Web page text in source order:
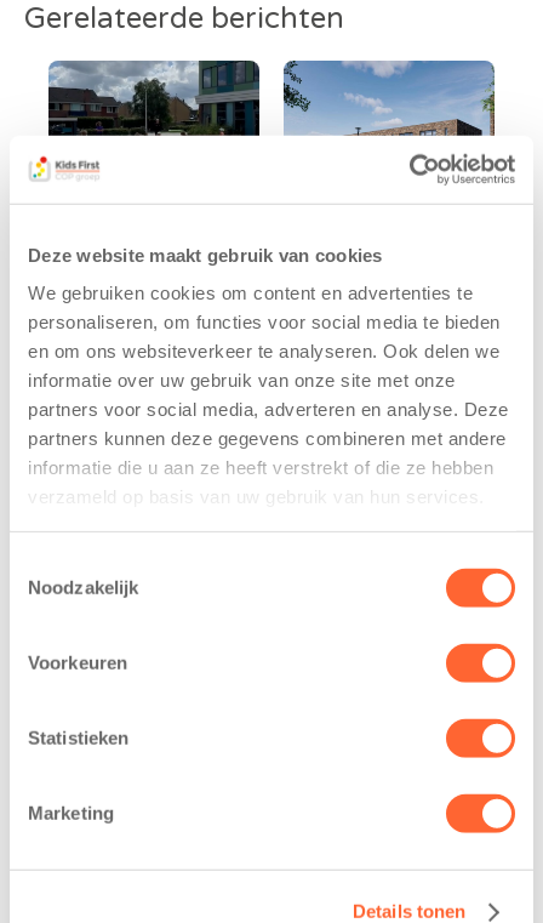
Deze website maakt gebruik van cookies
We gebruiken cookies om content en advertenties te
personaliseren, om functies voor social media te bieden
en om ons websiteverkeer te analyseren. Ook delen we
informatie over uw gebruik van onze site met onze
partners voor social media, adverteren en analyse. Deze
partners kunnen deze gegevens combineren met andere
informatie die u aan ze heeft verstrekt of die ze hebben
verzameld op basis van uw gebruik van hun services.
Noodzakelijk
Voorkeuren
Statistieken
Marketing
Details tonen
Gerelateerde berichten
Kinderen BSO
De
Westerburcht
trainen alvast
voor Kids First
Mini 4 Mijl
7 augustus 2026
van BSO De
donderdag alvast
Mini 4 Mijl. Zij
Kids First
tekent
koopcontract
voor nieuw
kindcentrum in
wijk Wiarda in
Leeuwarden
11 juni 2026
belangrijke stap
realisatie van een
de wijk Wiarda in